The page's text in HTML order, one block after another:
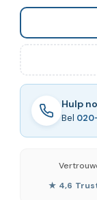
Hulp
Bel
★ 4,6